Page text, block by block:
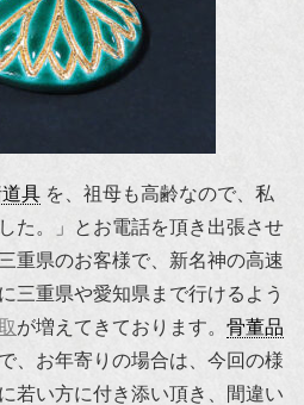
具 を、祖母も高齢なので、私
た。」とお電話を頂き出張させ
重県のお客様で、新名神の高速
三重県や愛知県まで行けるよう
が増えてきております。 骨董品
、お年寄りの場合は、今回の様
若い方に付き添い頂き、間違い